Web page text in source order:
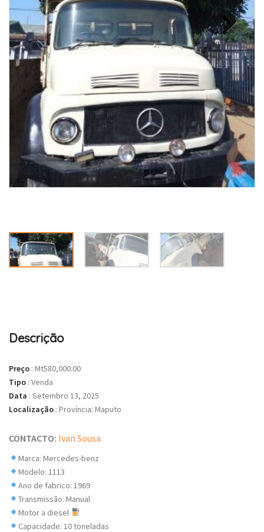
Descrição
Preço : Mt580,000.00
Tipo : Venda
Data : Setembro 13, 2025
Localização : Província: Maputo
CONTACTO: Ivan Sousa
Marca: Mercedes-benz
Modelo: 1113
Ano de fabrico: 1969
Transmissão: Manual
Motor a diesel
Capacidade: 10 toneladas